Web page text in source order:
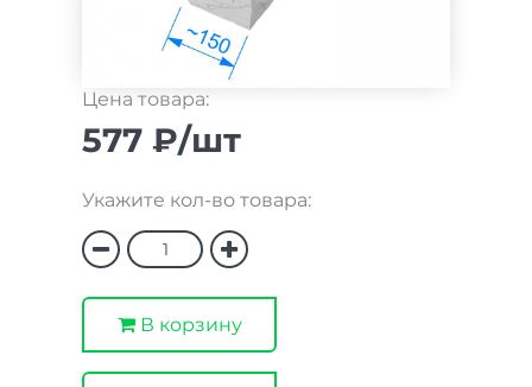
Цена товара:
577 ₽/шт
Укажите кол-во товара:
В корзину